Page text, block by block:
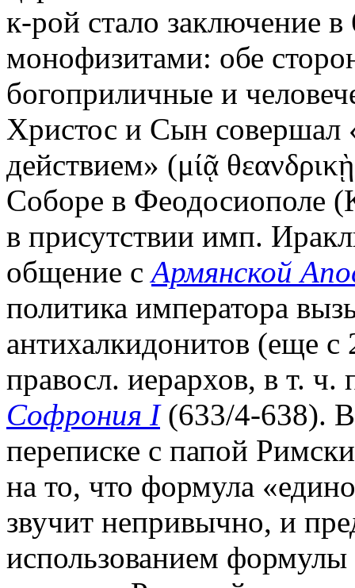
к-рой стало заключение
монофизитами: обе
богоприличные и
Христос и Сын
действием» (μίᾷ
Соборе в Феодосиополе
в присутствии имп.
общение сАрмянской
политика императора
антихалкидонитов (еще с
правосл. иерархов, в т. ч.
Софрония I(633/4-638). В
переписке с папой
на то, что формула
звучит непривычно, и
использованием формулы